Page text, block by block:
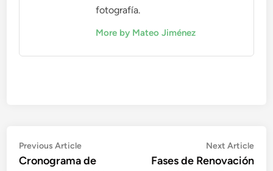
fotografía.
More by Mateo Jiménez
Post
navigation
Previous ArticlePrevious
article:
Cronograma de
Next Article
Fases de Renovación